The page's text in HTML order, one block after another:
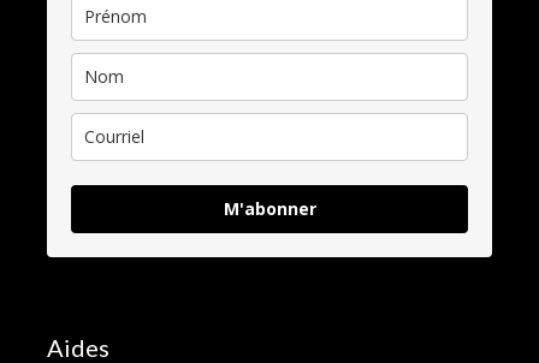
M'abonner
Aides